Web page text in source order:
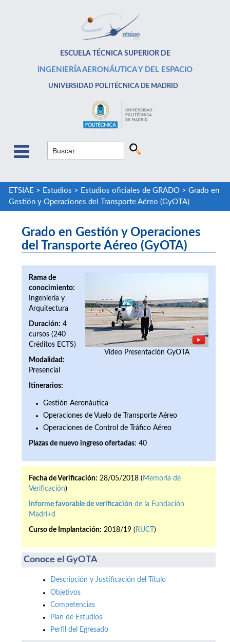
ESCUELA TÉCNICA SUPERIOR DE
INGENIERÍA AERONÁUTICA Y DEL ESPACIO
UNIVERSIDAD POLITÉCNICA DE MADRID
ETSIAE > Estudios > Estudios oficiales de GRADO> Grado en
Gestión y Operaciones del Transporte Aéreo (GyOTA)
Grado en Gestión y Operaciones
del Transporte Aéreo (GyOTA)
Vídeo Presentación GyOTA
Rama de
conocimiento:
Ingeniería y
Arquitectura
Duración: 4
cursos (240
Créditos ECTS)
Modalidad:
Presencial
Itinerarios:
Gestión Aeronáutica
Operaciones de Vuelo de Transporte Aéreo
Operaciones de Control de Tráfico Aéreo
Plazas de nuevo ingreso ofertadas: 40
Fecha de Verificación: 28/05/2018 ( Memoria de
Verificación)
Informe favorable de verificación de la Fundación
Madri+d
Curso de Implantación: 2018/19 ( RUCT )
Conoce el GyOTA
Descripción y Justificación del Título
Objetivos
Competencias
Plan de Estudios
Perfil del Egresado